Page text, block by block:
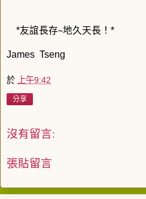
*友誼長存∼地久天長！*
James Tseng
於 上午9:42
分享
沒有留言:
張貼留言